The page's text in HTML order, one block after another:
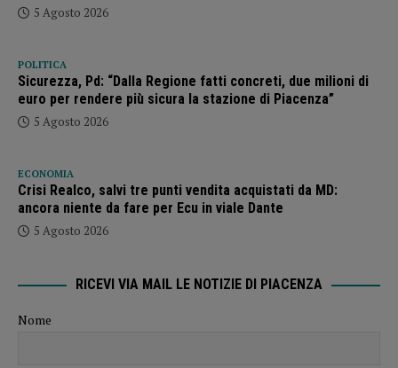
5 Agosto 2026
POLITICA
Sicurezza, Pd: “Dalla Regione fatti concreti, due milioni di
euro per rendere più sicura la stazione di Piacenza”
5 Agosto 2026
ECONOMIA
Crisi Realco, salvi tre punti vendita acquistati da MD:
ancora niente da fare per Ecu in viale Dante
5 Agosto 2026
RICEVI VIA MAIL LE NOTIZIE DI PIACENZA
Nome